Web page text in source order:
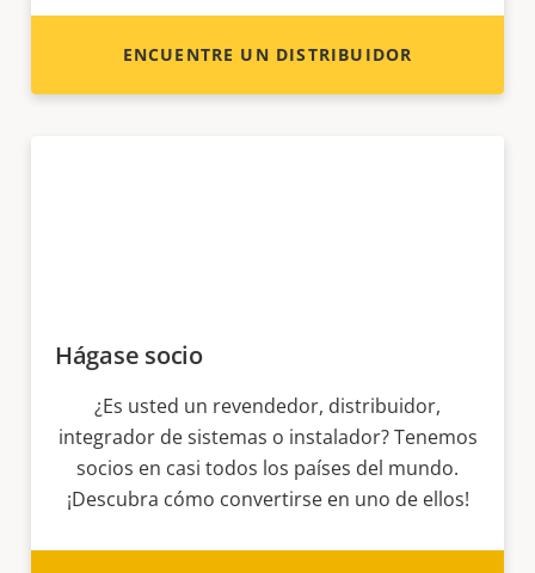
ENCUENTRE UN DISTRIBUIDOR
Hágase socio
¿Es usted un revendedor, distribuidor,
integrador de sistemas o instalador? Tenemos
socios en casi todos los países del mundo.
¡Descubra cómo convertirse en uno de ellos!